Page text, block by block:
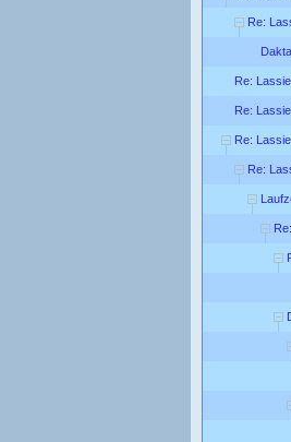
Re:
Re:
Re:
Re:
Re: